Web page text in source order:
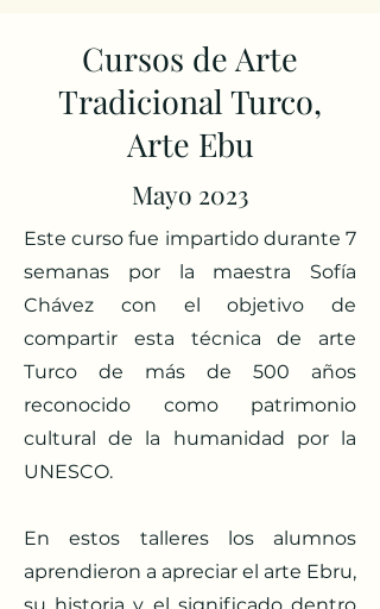
Cursos de Arte
Tradicional Turco,
Arte Ebu
Mayo 2023
Este curso fue impartido durante 7
semanas por la maestra Sofía
Chávez con el objetivo de
compartir esta técnica de arte
Turco de más de 500 años
reconocido como patrimonio
cultural de la humanidad por la
UNESCO.
En estos talleres los alumnos
aprendieron a apreciar el arte Ebru,